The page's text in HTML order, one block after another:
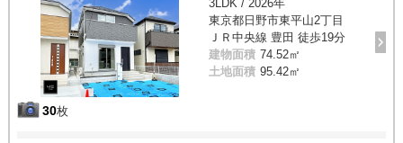
30枚
3LDK / 2026年
東京都日野市東平山2丁目
ＪＲ中央線 豊田 徒歩19分
建物面積 74.52㎡
土地面積 95.42㎡